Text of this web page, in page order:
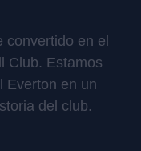
convertido en el
Club. Estamos
Everton en un
del club.